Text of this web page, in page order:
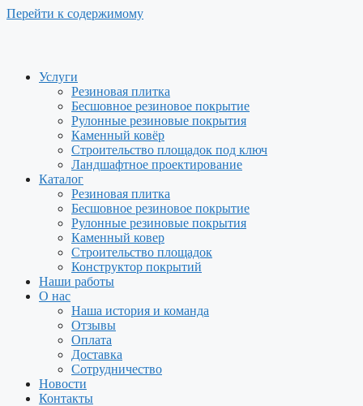
Перейти к содержимому
Услуги
Резиновая плитка
Бесшовное резиновое покрытие
Рулонные резиновые покрытия
Каменный ковёр
Строительство площадок под ключ
Ландшафтное проектирование
Каталог
Резиновая плитка
Бесшовное резиновое покрытие
Рулонные резиновые покрытия
Каменный ковер
Строительство площадок
Конструктор покрытий
Наши работы
О нас
Наша история и команда
Отзывы
Оплата
Доставка
Сотрудничество
Новости
Контакты